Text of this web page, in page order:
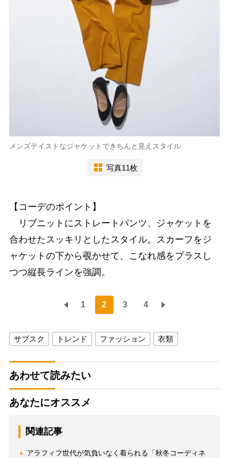
メンズテイストなジャケットできちんと見えスタイル
写真11枚
【コーデのポイント】
リブニットにストレートパンツ、ジャケットを
合わせたスッキリとしたスタイル。スカーフをジ
ャケットの下から覗かせて、こなれ感をプラスし
つつ縦長ラインを強調。
1 2 3 4
サブスク トレンド ファッション 衣類
あわせて読みたい
あなたにオススメ
関連記事
アラフィフ世代が気負いなく着られる「秋冬コーディネ